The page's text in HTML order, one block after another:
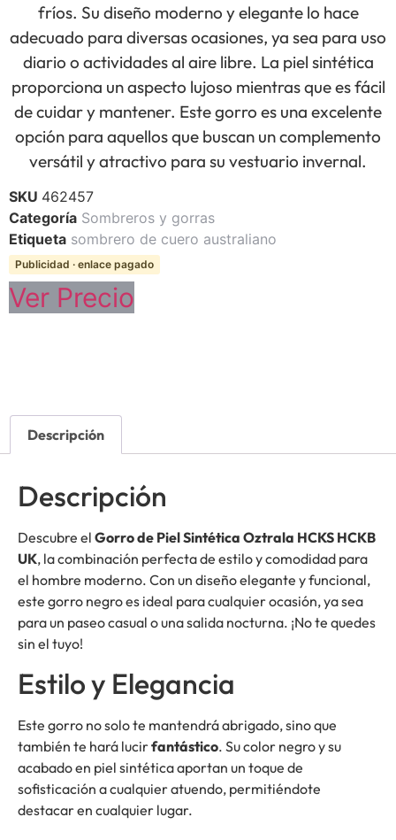
fríos. Su diseño moderno y elegante lo hace
adecuado para diversas ocasiones, ya sea para uso
diario o actividades al aire libre. La piel sintética
proporciona un aspecto lujoso mientras que es fácil
de cuidar y mantener. Este gorro es una excelente
opción para aquellos que buscan un complemento
versátil y atractivo para su vestuario invernal.
SKU 462457
Categoría Sombreros y gorras
Etiqueta sombrero de cuero australiano
Publicidad · enlace pagado
Ver Precio
Descripción
Descripción
Descubre el Gorro de Piel Sintética Oztrala HCKS HCKB
UK, la combinación perfecta de estilo y comodidad para
el hombre moderno. Con un diseño elegante y funcional,
este gorro negro es ideal para cualquier ocasión, ya sea
para un paseo casual o una salida nocturna. ¡No te quedes
sin el tuyo!
Estilo y Elegancia
Este gorro no solo te mantendrá abrigado, sino que
también te hará lucirfantástico. Su color negro y su
acabado en piel sintética aportan un toque de
sofisticación a cualquier atuendo, permitiéndote
destacar en cualquier lugar.